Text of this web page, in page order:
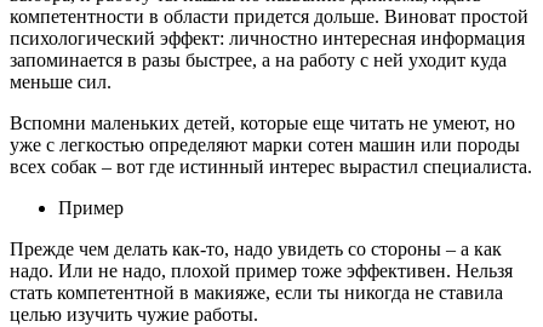
компетентности в области придется дольше. Виноват простой
психологический эффект: личностно интересная информация
запоминается в разы быстрее, а на работу с ней уходит куда
меньше сил.
Вспомни маленьких детей, которые еще читать не умеют, но
уже с легкостью определяют марки сотен машин или породы
всех собак – вот где истинный интерес вырастил специалиста.
Пример
Прежде чем делать как-то, надо увидеть со стороны – а как
надо. Или не надо, плохой пример тоже эффективен. Нельзя
стать компетентной в макияже, если ты никогда не ставила
целью изучить чужие работы.